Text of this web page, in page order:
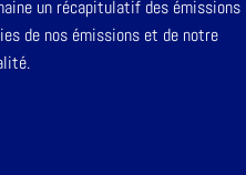
un récapitulatif des émissions
de nos émissions et de notre